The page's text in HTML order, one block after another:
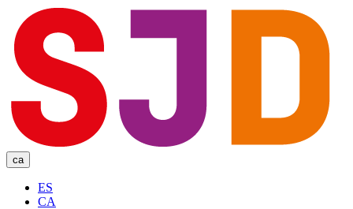
main
content
ca
ES
CA